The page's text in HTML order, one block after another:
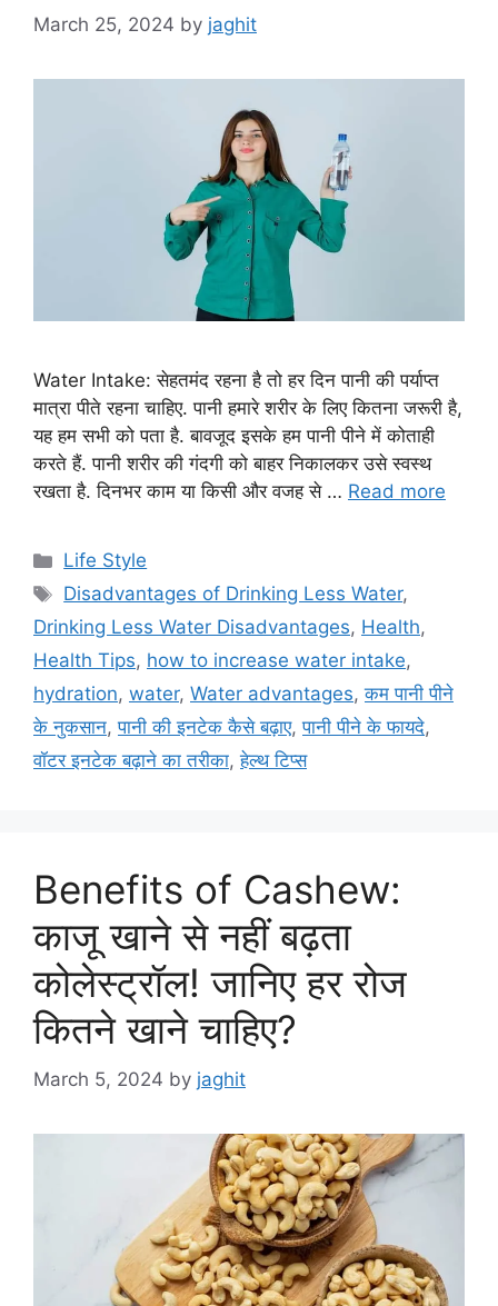
March 25, 2024 by jaghit
Water Intake: सेहतमंद रहना है तो हर दिन पानी की पर्याप्त
मात्रा पीते रहना चाहिए. पानी हमारे शरीर के लिए कितना जरूरी है,
यह हम सभी को पता है. बावजूद इसके हम पानी पीने में कोताही
करते हैं. पानी शरीर की गंदगी को बाहर निकालकर उसे स्वस्थ
रखता है. दिनभर काम या किसी और वजह से … Read more
C
a
e
g
o
r
i
Life Style
T
a
s
Disadvantages of Drinking Less Water,
Drinking Less Water Disadvantages, Health,
Health Tips, how to increase water intake,
hydration, water, Water advantages,कम पानी पीने
के नुकसान,पानी की इनटेक कैसे बढ़ाए,पानी पीने के फायदे,
वॉटर इनटेक बढ़ाने का तरीका,हेल्थ टिप्स
Benefits of Cashew:
काजू खाने से नहीं बढ़ता
कोलेस्ट्रॉल! जानिए हर रोज
कितने खाने चाहिए?
March 5, 2024 by jaghit